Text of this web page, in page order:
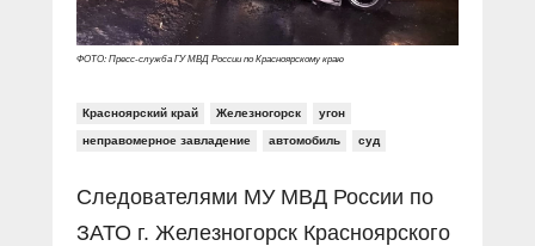
ФОТО: Пресс-служба ГУ МВД России по Красноярскому краю
Красноярский край Железногорск угон
неправомерное завладение автомобиль суд
Следователями МУ МВД России по
ЗАТО г. Железногорск Красноярского